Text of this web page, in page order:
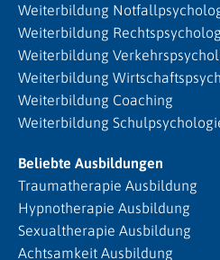
Weiterbildung
Weiterbildung
Weiterbildung
Weiterbildung
Weiterbildung Coaching
Weiterbildung
Beliebte Ausbildungen
Traumatherapie Ausbildung
Hypnotherapie Ausbildung
Sexualtherapie Ausbildung
Achtsamkeit Ausbildung